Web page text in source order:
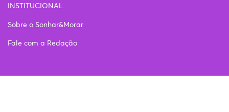
INSTITUCIONAL
Sobre o Sonhar&Morar
Fale com a Redação